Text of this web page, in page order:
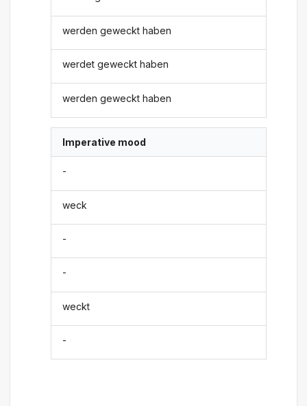
werden geweckt haben
werdet geweckt haben
werden geweckt haben
Imperative mood
-
weck
-
-
weckt
-